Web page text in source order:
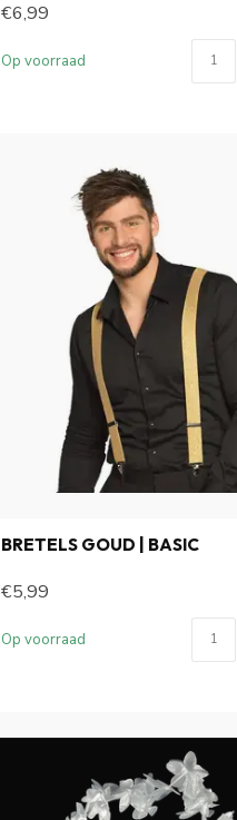
€6,99
Op voorraad
BRETELS GOUD | BASIC
€5,99
Op voorraad